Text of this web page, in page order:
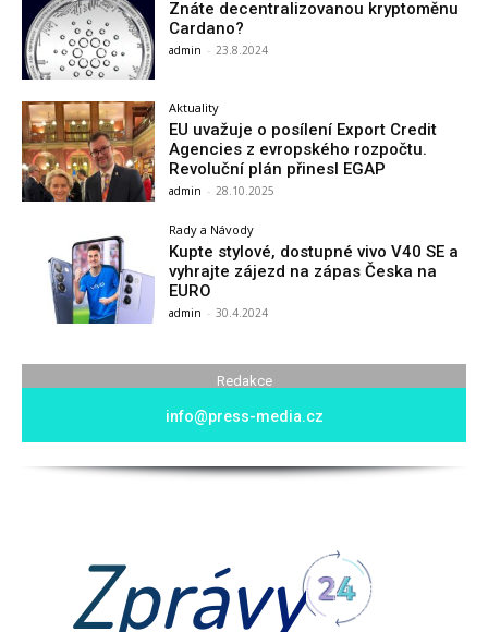
Znáte decentralizovanou kryptoměnu
Cardano?
admin - 23.8.2024
Aktuality
EU uvažuje o posílení Export Credit
Agencies z evropského rozpočtu.
Revoluční plán přinesl EGAP
admin - 28.10.2025
Rady a Návody
Kupte stylové, dostupné vivo V40 SE a
vyhrajte zájezd na zápas Česka na
EURO
admin - 30.4.2024
Redakce
info@press-media.cz
Zprávy